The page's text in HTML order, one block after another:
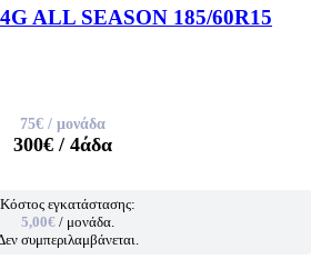
ALL SEASON 185/60R15
75€/ μονάδα
300€/ 4άδα
Κόστος εγκατάστασης:
5,00€ / μονάδα.
συμπεριλαμβάνεται.